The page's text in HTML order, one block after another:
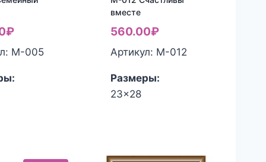
₽
М-005
вместе
560.00₽
Артикул: М-012
Размеры:
23x28